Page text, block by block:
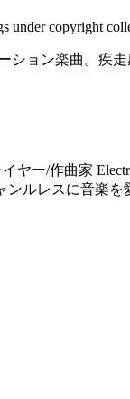
under copyright
ション楽曲。疾走
ー/作曲家
ンルレスに音楽